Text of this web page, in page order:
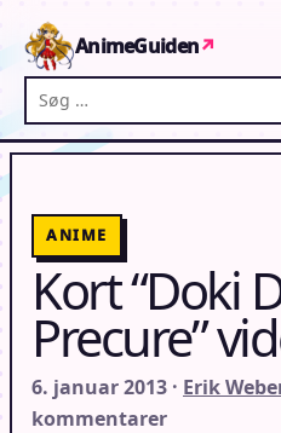
AnimeGuiden↗
Søg på AnimeGuiden
ANIME
Kort “Doki
Precure”
6. januar 2013 · Erik
kommentarer